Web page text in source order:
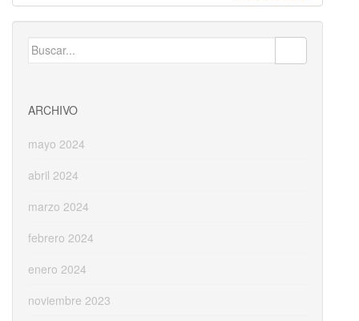
Buscar:
ARCHIVO
mayo 2024
abril 2024
marzo 2024
febrero 2024
enero 2024
noviembre 2023